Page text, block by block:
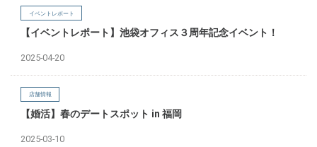
イベントレポート
【イベントレポート】池袋オフィス３周年記念イベント！
2025-04-20
店舗情報
【婚活】春のデートスポット in 福岡
2025-03-10